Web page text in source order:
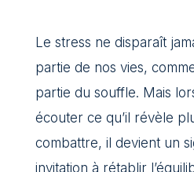
Le stress ne disparaît
partie de nos vies,
partie du souffle. Mais
écouter ce qu’il révèle
combattre, il devient un
invitation à rétablir